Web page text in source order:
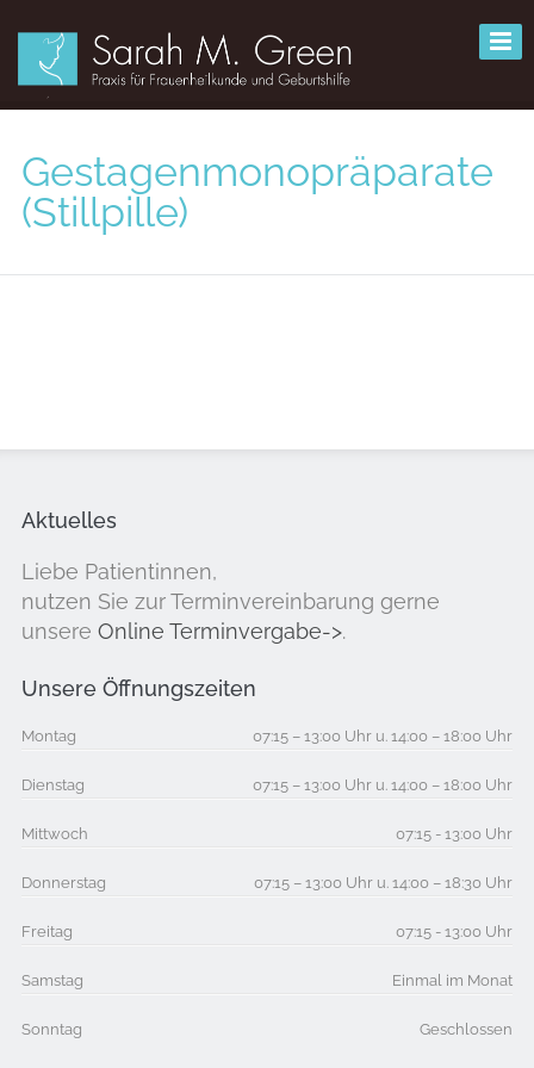
Gestagenmonopräparate
(Stillpille)
Aktuelles
Liebe Patientinnen,
nutzen Sie zur Terminvereinbarung gerne
unsereOnline Terminvergabe->.
Unsere Öffnungszeiten
Montag 07:15 – 13:00 Uhr u. 14:00 – 18:00 Uhr
Dienstag 07:15 – 13:00 Uhr u. 14:00 – 18:00 Uhr
Mittwoch 07:15 - 13:00 Uhr
Donnerstag 07:15 – 13:00 Uhr u. 14:00 – 18:30 Uhr
Freitag 07:15 - 13:00 Uhr
Samstag Einmal im Monat
Sonntag Geschlossen